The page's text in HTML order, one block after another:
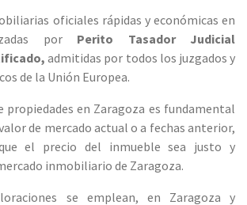
oficiales rápidas y económicas en
por
Perito Tasador Judicial
admitidas por todos los juzgados y
de la Unión Europea.
propiedades en Zaragoza es fundamental
de mercado actual o a fechas anterior,
el precio del inmueble sea justo y
inmobiliario de Zaragoza.
se emplean, en Zaragoza y